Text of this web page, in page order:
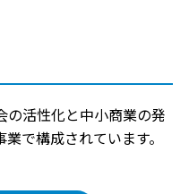
の活性化と中小商業の発
で構成されています。